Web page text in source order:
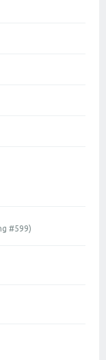
#599)